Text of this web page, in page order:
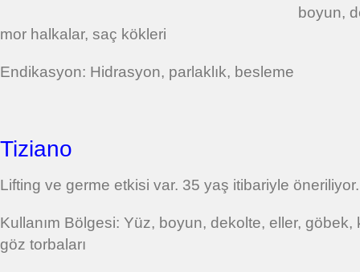
boyun,
mor halkalar, saç kökleri
Endikasyon: Hidrasyon, parlaklık, besleme
Tiziano
Lifting ve germe etkisi var. 35 yaş itibariyle öneriliyor.
Kullanım Bölgesi: Yüz, boyun, dekolte, eller, göbek,
göz torbaları